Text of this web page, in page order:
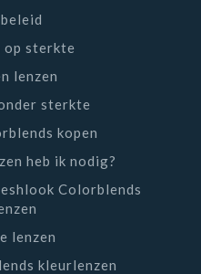
op sterkte
lenzen
sterkte
kopen
heb ik nodig?
Colorblends
lenzen
kleurlenzen